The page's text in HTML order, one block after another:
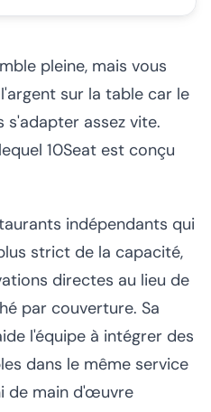
pleine, mais vous
sur la table car le
s'adapter assez vite.
10Seat est conçu
indépendants qui
strict de la capacité,
directes au lieu de
par couverture. Sa
l'équipe à intégrer des
dans le même service
de main d'œuvre